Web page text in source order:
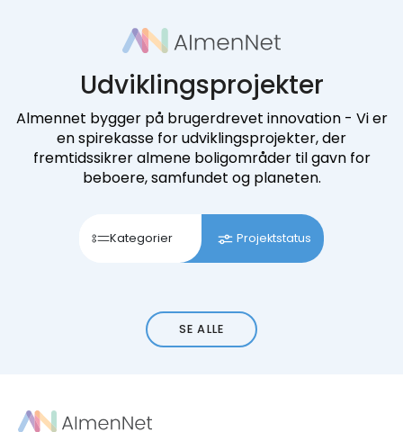
Udviklingsprojekter
Almennet bygger på brugerdrevet innovation - Vi er
en spirekasse for udviklingsprojekter, der
fremtidssikrer almene boligområder til gavn for
beboere, samfundet og planeten.
Kategorier Projektstatus
SE ALLE